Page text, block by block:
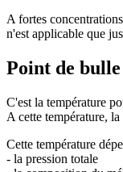
A fortes
n'est applicable que
Point de bulle
C'est la température
A cette température,
Cette température
- la pression totale